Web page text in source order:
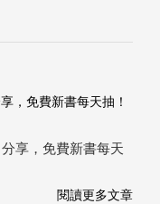
，免費新書每天抽！
享，免費新書每天
閱讀更多文章